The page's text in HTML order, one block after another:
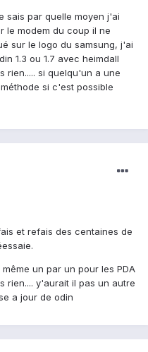
sais par quelle moyen j'ai
le modem du coup il ne
sur le logo du samsung, j'ai
1.3 ou 1.7 avec heimdall
rien..... si quelqu'un a une
si c'est possible
et refais des centaines de
un par un pour les PDA
rien.... y'aurait il pas un autre
a jour de odin